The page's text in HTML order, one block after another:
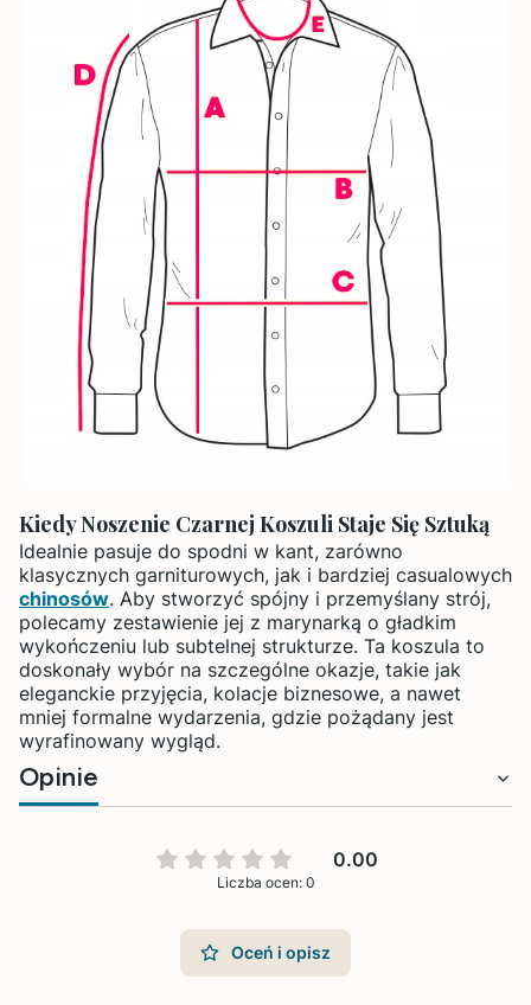
Kiedy Noszenie Czarnej Koszuli Staje Się Sztuką
Idealnie pasuje do spodni w kant, zarówno
klasycznych garniturowych, jak i bardziej casualowych
chinosów. Aby stworzyć spójny i przemyślany strój,
polecamy zestawienie jej z marynarką o gładkim
wykończeniu lub subtelnej strukturze. Ta koszula to
doskonały wybór na szczególne okazje, takie jak
eleganckie przyjęcia, kolacje biznesowe, a nawet
mniej formalne wydarzenia, gdzie pożądany jest
wyrafinowany wygląd.
Opinie
0.00
Liczba ocen: 0
Oceń i opisz